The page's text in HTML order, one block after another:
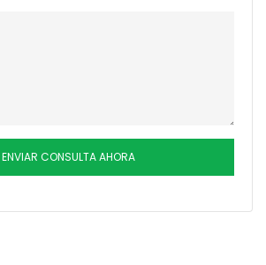
ENVIAR CONSULTA AHORA